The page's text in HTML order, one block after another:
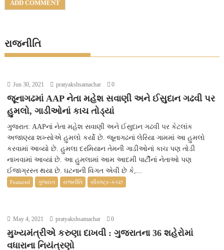
રાજનીતિ
Jun 30, 2021 pratyakshsamachar 0
જૂનાગઢમાં AAP નેતા મહેશ સવાણી અને ઈસુદાન ગઢવી પર
હુમલો, ગાડીઓનાં કાચ તોડ્યાં
ગુજરાત: AAPનાં નેતા મહેશ સવાણી અને ઈસુદાન ગઢવી પર કેટલાંક
અજાણ્યા શખ્સોએ હુમલો કર્યો છે. જૂનાગઢનાં લેરિયા ગામમાં આ હુમલો
કરવામાં આવ્યો છે. હુમલા દરમિયાન તેમની ગાડીઓનાં કાચ પણ તોડી
નાખવામાં આવ્યાં છે. આ હુમલામાં આમ આદમી પાર્ટીનાં નેતાઓ પણ
ઈજાગ્રસ્ત થયા છે. ઘટનાની વિગત એવી છે કે,...
Featured ગુજરાત રાજનીતિ સૌરાષ્ટ્ર-કચ્છ
May 4, 2021 pratyakshsamachar 0
મુખ્યમંત્રીએ કરુણા દાખવી : ગુજરાતના 36 શહેરોમાં
વધારાના નિયંત્રણો